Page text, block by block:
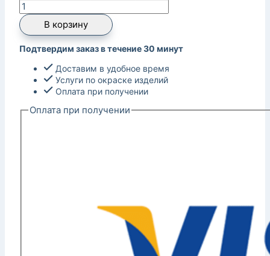
В корзину
Подтвердим заказ в течение 30 минут
Доставим в удобное время
Услуги по окраске изделий
Оплата при получении
Оплата при получении